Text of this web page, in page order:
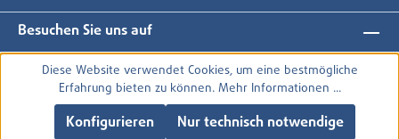
Besuchen Sie uns auf
Diese Website verwendet Cookies, um eine bestmögliche
Erfahrung bieten zu können. Mehr Informationen ...
Nur technisch notwendige
Konfigurieren